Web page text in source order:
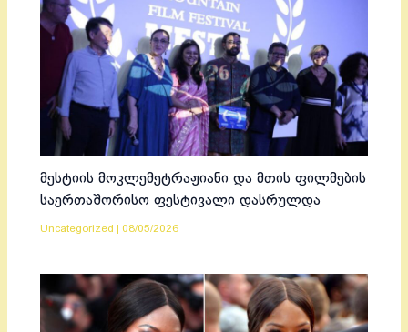
მესტიის მოკლემეტრაჟიანი და მთის ფილმების
საერთაშორისო ფესტივალი დასრულდა
Uncategorized 08/05/2026